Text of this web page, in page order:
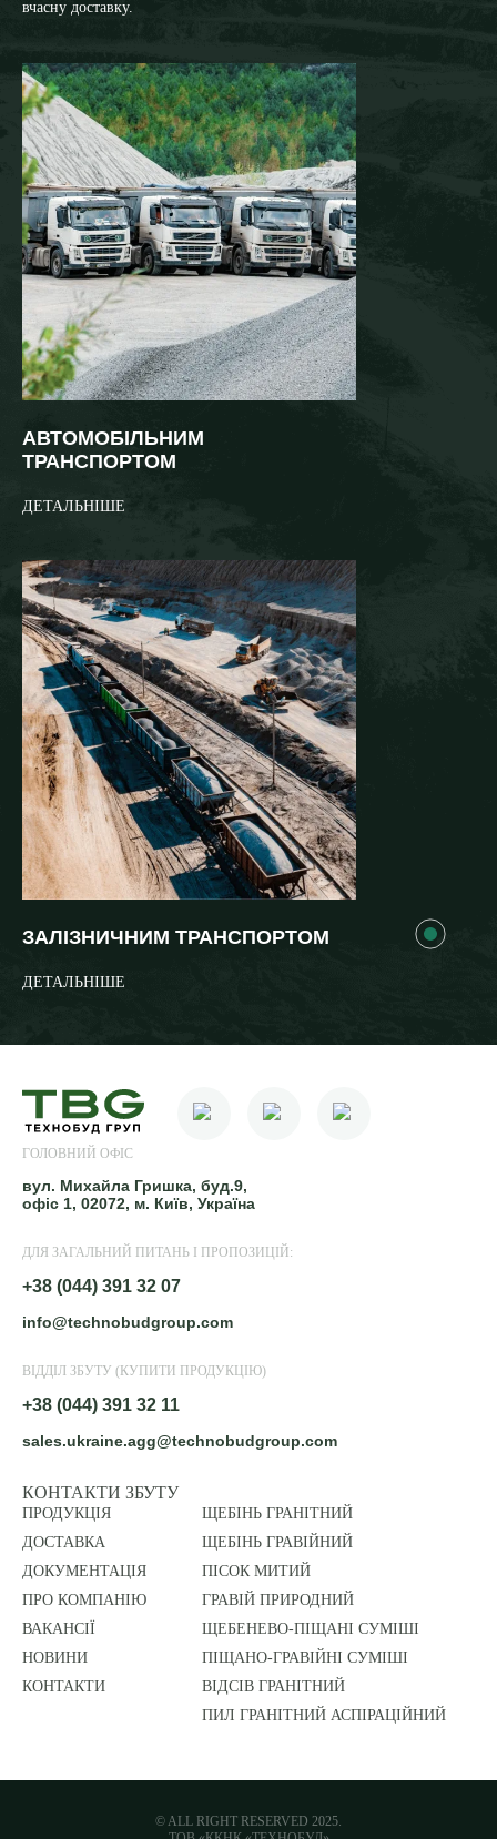
вчасну доставку.
АВТОМОБІЛЬНИМ
ТРАНСПОРТОМ
ДЕТАЛЬНІШЕ
ЗАЛІЗНИЧНИМ ТРАНСПОРТОМ
ДЕТАЛЬНІШЕ
ГОЛОВНИЙ ОФІС
вул. Михайла Гришка, буд.9,
офіс 1, 02072, м. Київ, Україна
ДЛЯ ЗАГАЛЬНИЙ ПИТАНЬ І ПРОПОЗИЦІЙ:
+38 (044) 391 32 07
info@technobudgroup.com
ВІДДІЛ ЗБУТУ (КУПИТИ ПРОДУКЦІЮ)
+38 (044) 391 32 11
sales.ukraine.agg@technobudgroup.com
КОНТАКТИ ЗБУТУ
ПРОДУКЦІЯ
ДОСТАВКА
ДОКУМЕНТАЦІЯ
ПРО КОМПАНІЮ
ВАКАНСІЇ
НОВИНИ
КОНТАКТИ
ЩЕБІНЬ ГРАНІТНИЙ
ЩЕБІНЬ ГРАВІЙНИЙ
ПІСОК МИТИЙ
ГРАВІЙ ПРИРОДНИЙ
ЩЕБЕНЕВО-ПІЩАНІ СУМІШІ
ПІЩАНО-ГРАВІЙНІ СУМІШІ
ВІДСІВ ГРАНІТНИЙ
ПИЛ ГРАНІТНИЙ АСПІРАЦІЙНИЙ
© ALL RIGHT RESERVED 2025.